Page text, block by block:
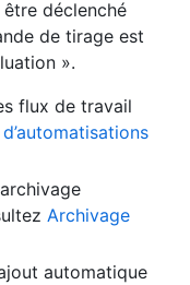
être déclenché
de tirage est
».
flux de travail
Archivage
automatique